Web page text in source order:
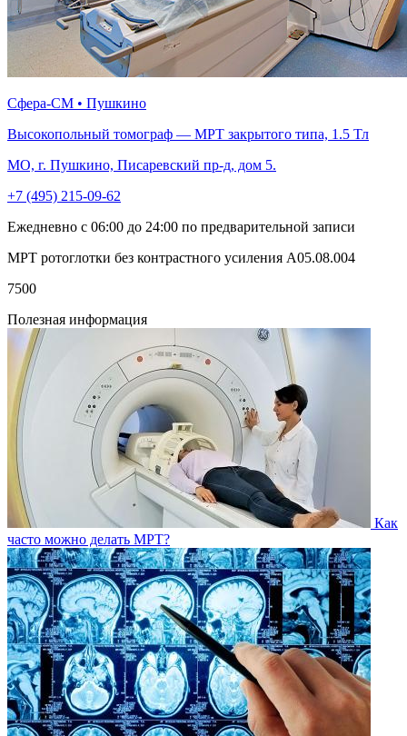
Сфера-СМ • Пушкино
Высокопольный томограф — МРТ закрытого типа, 1.5 Тл
МО, г. Пушкино, Писаревский пр-д, дом 5.
+7 (495) 215-09-62
Ежедневно с 06:00 до 24:00 по предварительной записи
МРТ ротоглотки без контрастного усиления A05.08.004
7500
Полезная информация
Как
часто можно делать МРТ?